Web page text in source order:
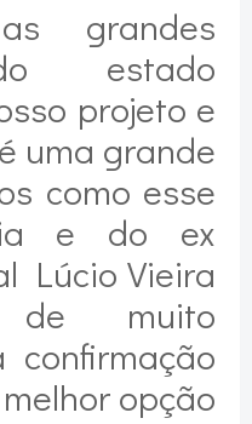
grandes
estado
projeto e
uma grande
como esse
e do ex
Lúcio Vieira
de muito
opção